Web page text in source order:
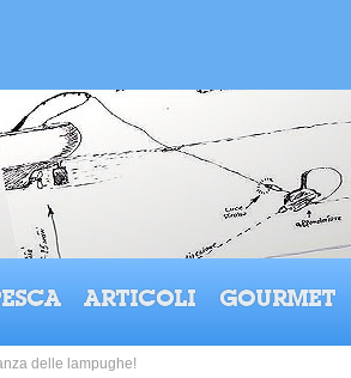
ARTICOLI GOURMET
delle lampughe!